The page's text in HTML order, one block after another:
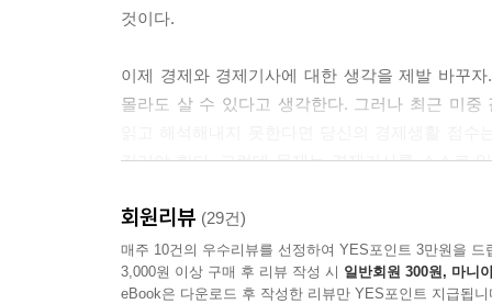
거시적 측면에서의 금융은 경제의 혈액이라 말할
다. 이렇게 금융 거래를 통해 각 경제주체가 이득
는 금융이 막히면 어떤 일이 일어날까요? 사업체
최근 경제기사에 4차산업과 관련해 핀테크라는
금융과 기술을 합성해 만든 말로 송금, 결제, 대
것이다.
이제 경제와 경제기사에 대한 생각을 제발 바꾸
몰라도 살 수 있다고 생각한다. 그러나 최근 미
길러야 한다. 그런데 문제는 경제기사를 스스로
경제신문을 읽으면 무언가 인사이트를 얻고 무
단지 경제기사 읽는 법을 몰랐을 뿐이다. 이 책을
나라 재정과 환율 변동까지 생각하는 수준으로 발
회원리뷰 (29건)
매주 10건의 우수리뷰를 선정하여 YES포인트 3만원을 드
3,000원 이상 구매 후 리뷰 작성 시 일반회원 300원, 마니
eBook은 다운로드 후 작성한 리뷰만 YES포인트 지급됩니